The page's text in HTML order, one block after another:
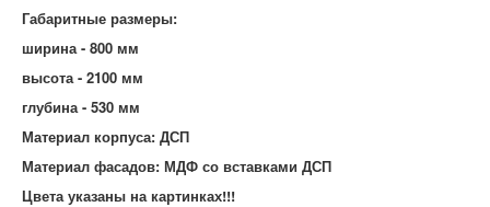
Габаритные размеры:
ширина - 800 мм
высота - 2100 мм
глубина - 530 мм
Материал корпуса: ДСП
Материал фасадов: МДФ со вставками ДСП
Цвета указаны на картинках!!!